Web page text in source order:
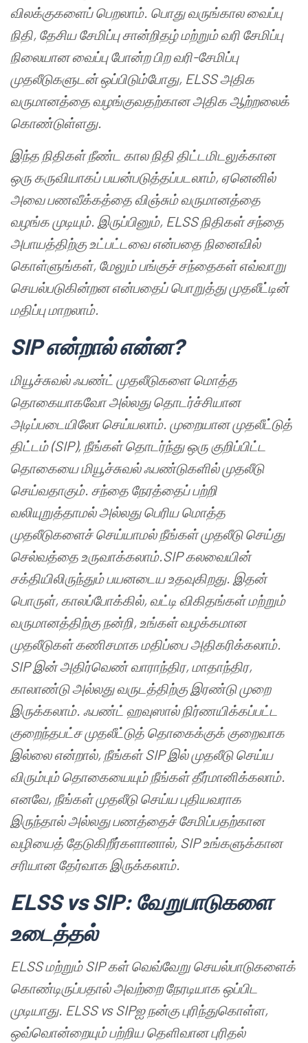
விலக்குகளைப் பெறலாம். பொது வருங்கால வைப்பு
நிதி, தேசிய சேமிப்புசான்றிதழ்மற்றும் வரி சேமிப்பு
நிலையான வைப்பு போன்றபிற வரி-சேமிப்பு
முதலீடுகளுடன்ஒப்பிடும்போது, ELSSஅதிக
வருமானத்தை வழங்குவதற்கானஅதிகஆற்றலைக்
கொண்டுள்ளது.
இந்த நிதிகள் நீண்ட கால நிதிதிட்டமிடலுக்கான
ஒருகருவியாகப்பயன்படுத்தப்படலாம், ஏனெனில்
அவைபணவீக்கத்தை விஞ்சும் வருமானத்தை
வழங்கமுடியும். இருப்பினும், ELSSநிதிகள்சந்தை
அபாயத்திற்கு உட்பட்டவைஎன்பதை நினைவில்
கொள்ளுங்கள், மேலும்பங்குச்சந்தைகள்எவ்வாறு
செயல்படுகின்றனஎன்பதைப் பொறுத்துமுதலீட்டின்
மதிப்புமாறலாம்.
SIPஎன்றால்என்ன?
மியூச்சுவல்ஃபண்ட் முதலீடுகளை மொத்த
தொகையாகவோஅல்லது தொடர்ச்சியான
அடிப்படையிலோ செய்யலாம். முறையானமுதலீட்டுத்
திட்டம்(SIP), நீங்கள் தொடர்ந்துஒருகுறிப்பிட்ட
தொகையைமியூச்சுவல்ஃபண்டுகளில்முதலீடு
செய்வதாகும். சந்தை நேரத்தைப்பற்றி
வலியுறுத்தாமல்அல்லது பெரிய மொத்த
முதலீடுகளைச் செய்யாமல் நீங்கள்முதலீடு செய்து
செல்வத்தை உருவாக்கலாம்.SIPகலவையின்
சக்தியிலிருந்தும்பயனடைய உதவுகிறது. இதன்
பொருள், காலப்போக்கில், வட்டி விகிதங்கள்மற்றும்
வருமானத்திற்கு நன்றி, உங்கள் வழக்கமான
முதலீடுகள்கணிசமாகமதிப்பைஅதிகரிக்கலாம்.
SIPஇன்அதிர்வெண் வாராந்திர, மாதாந்திர,
காலாண்டுஅல்லது வருடத்திற்கு இரண்டுமுறை
இருக்கலாம். ஃபண்ட் ஹவுஸால் நிர்ணயிக்கப்பட்ட
குறைந்தபட்சமுதலீட்டுத் தொகைக்குக்குறைவாக
இல்லைஎன்றால், நீங்கள்SIPஇல்முதலீடு செய்ய
விரும்பும் தொகையையும் நீங்கள்தீர்மானிக்கலாம்.
எனவே, நீங்கள்முதலீடு செய்யபுதியவராக
இருந்தால்அல்லதுபணத்தைச் சேமிப்பதற்கான
வழியைத் தேடுகிறீர்களானால், SIPஉங்களுக்கான
சரியான தேர்வாக இருக்கலாம்.
ELSS vs SIP: வேறுபாடுகளை
உடைத்தல்
ELSSமற்றும்SIPகள் வெவ்வேறு செயல்பாடுகளைக்
கொண்டிருப்பதால்அவற்றை நேரடியாகஒப்பிட
முடியாது. ELSS vs SIPஐ நன்குபுரிந்துகொள்ள,
ஒவ்வொன்றையும்பற்றிய தெளிவானபுரிதல்